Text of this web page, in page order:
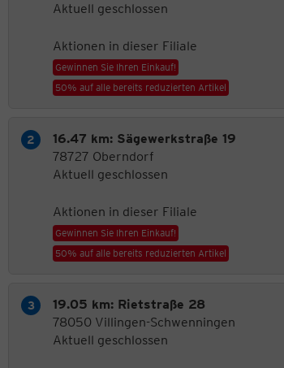
Aktuell geschlossen
Aktionen in dieser Filiale
Gewinnen Sie Ihren Einkauf!
50% auf alle bereits reduzierten Artikel
16.47 km: Sägewerkstraße 19
78727 Oberndorf
Aktuell geschlossen
Aktionen in dieser Filiale
Gewinnen Sie Ihren Einkauf!
50% auf alle bereits reduzierten Artikel
19.05 km: Rietstraße 28
78050 Villingen-Schwenningen
Aktuell geschlossen